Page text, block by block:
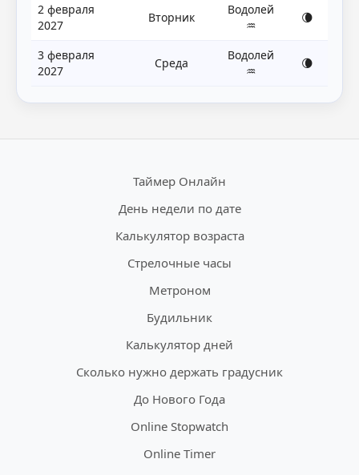
2 февраля
2027
Вторник
Водолей
♒
🌘
3 февраля
2027
Среда
Водолей
♒
🌘
Таймер Онлайн
День недели по дате
Калькулятор возраста
Стрелочные часы
Метроном
Будильник
Калькулятор дней
Сколько нужно держать градусник
До Нового Года
Online Stopwatch
Online Timer